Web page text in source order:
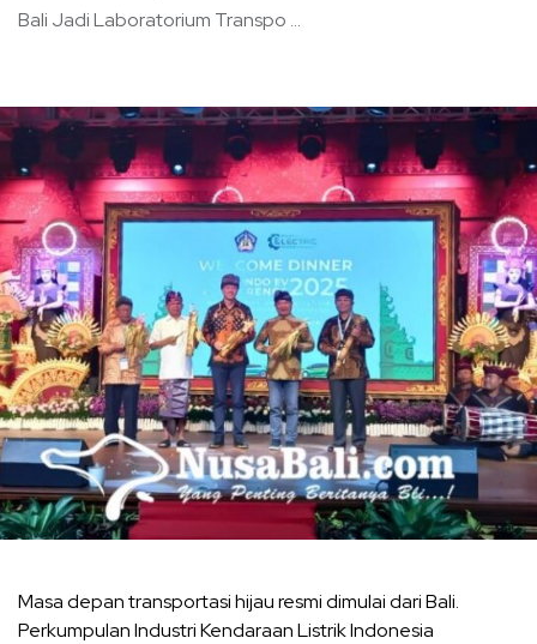
Bali Jadi Laboratorium Transpo ...
Masa depan transportasi hijau resmi dimulai dari Bali.
Perkumpulan Industri Kendaraan Listrik Indonesia